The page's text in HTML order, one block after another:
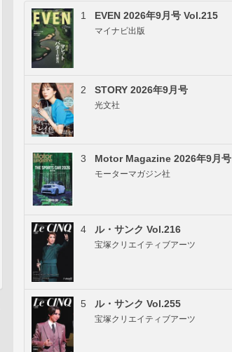
1 EVEN 2026年9月号 Vol.215
マイナビ出版
2 STORY 2026年9月号
光文社
3 Motor Magazine 2026年9月号
モーターマガジン社
4 ル・サンク Vol.216
宝塚クリエイティブアーツ
5 ル・サンク Vol.255
宝塚クリエイティブアーツ